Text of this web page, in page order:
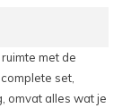
met de
set,
omvat alles wat je